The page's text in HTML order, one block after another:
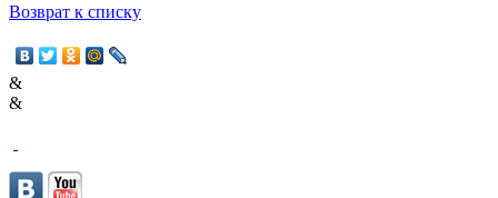
Возврат к списку
&
&